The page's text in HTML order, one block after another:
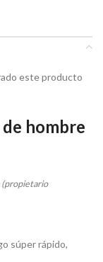
hombre
(propietario
súper rápido,
este producto